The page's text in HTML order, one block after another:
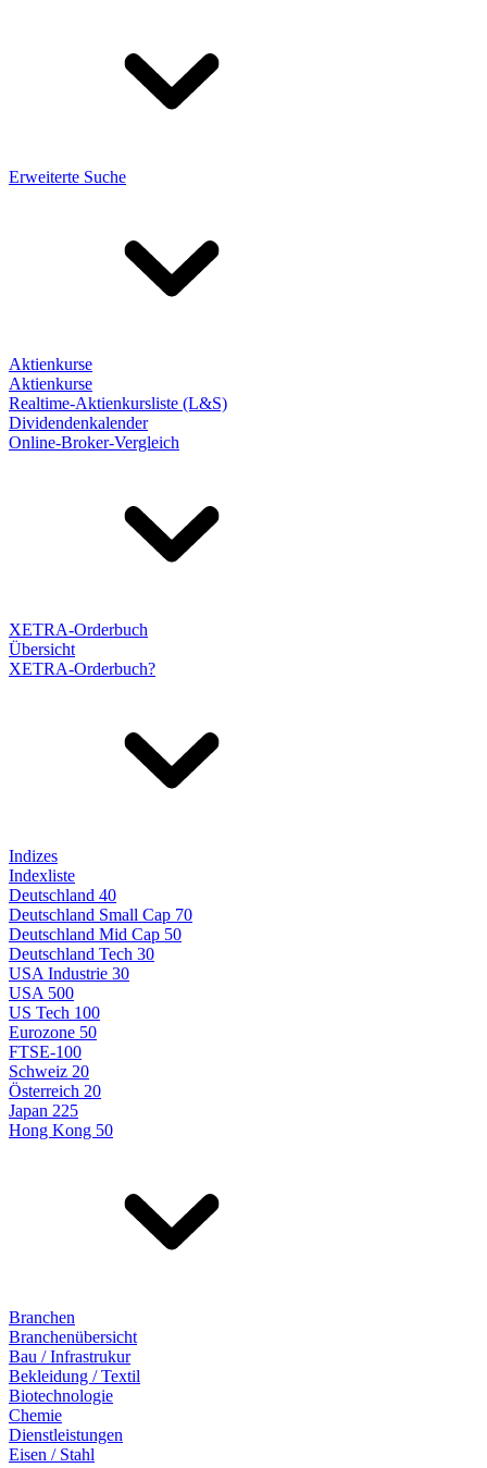
Erweiterte Suche
Aktienkurse
Aktienkurse
Realtime-Aktienkursliste (L&S)
Dividendenkalender
Online-Broker-Vergleich
XETRA-Orderbuch
Übersicht
XETRA-Orderbuch?
Indizes
Indexliste
Deutschland 40
Deutschland Small Cap 70
Deutschland Mid Cap 50
Deutschland Tech 30
USA Industrie 30
USA 500
US Tech 100
Eurozone 50
FTSE-100
Schweiz 20
Österreich 20
Japan 225
Hong Kong 50
Branchen
Branchenübersicht
Bau / Infrastrukur
Bekleidung / Textil
Biotechnologie
Chemie
Dienstleistungen
Eisen / Stahl